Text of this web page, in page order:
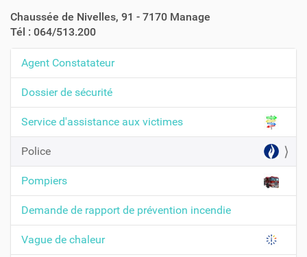
Chaussée de Nivelles, 91 - 7170 Manage
Tél : 064/513.200
N
a
v
i
g
a
t
i
n
Agent Constatateur
Dossier de sécurité
Service d'assistance aux victimes
Police
Pompiers
Demande de rapport de prévention incendie
Vague de chaleur